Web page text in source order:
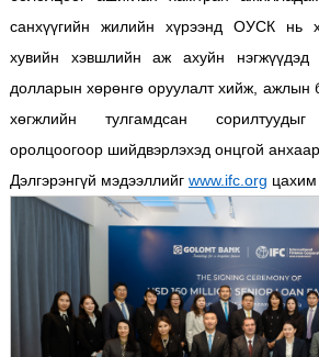
санхүүгийн жилийн хүрээнд ОУСК нь
хувийн хэвшлийн аж ахуйн
долларын хөрөнгө оруулалт хийж, ажлын
хөгжлийн тулгамдсан
оролцоогоор шийдвэрлэхэд онцгой
Дэлгэрэнгүй мэдээллийг www.ifc.org цахим